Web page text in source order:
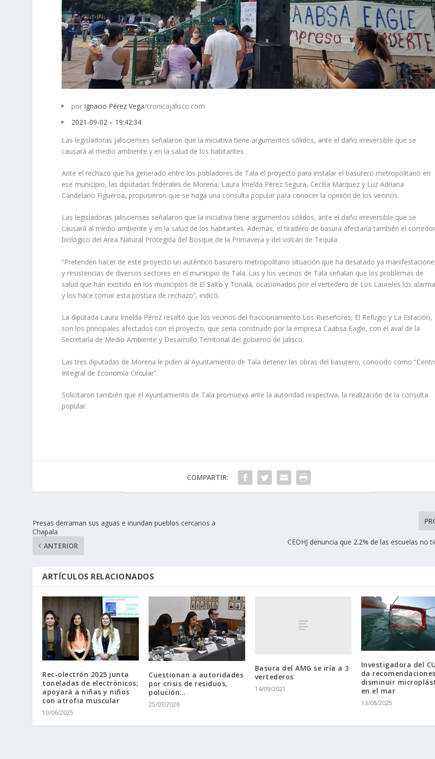
por Ignacio Pérez Vega/cronicajalisco.com
2021-09-02 – 19:42:34
Las legisladoras jaliscienses señalaron que la iniciativa tiene argumentos sólidos, ante el daño irreversible que se
causará al medio ambiente y en la salud de los habitantes
Ante el rechazo que ha generado entre los pobladores de Tala el proyecto para instalar el basurero metropolitano en
ese municipio, las diputadas federales de Morena, Laura Imelda Pérez Segura, Cecilia Márquez y Luz Adriana
Candelario Figueroa, propusieron que se haga una consulta popular para conocer la opinión de los vecinos.
Las legisladoras jaliscienses señalaron que la iniciativa tiene argumentos sólidos, ante el daño irreversible que se
causará al medio ambiente y en la salud de los habitantes. Además, el tiradero de basura afectaría también el corredor
biológico del Área Natural Protegida del Bosque de la Primavera y del volcán de Tequila.
“Pretenden hacer de este proyecto un auténtico basurero metropolitano situación que ha desatado ya
y resistencias de diversos sectores en el municipio de Tala. Las y los vecinos de Tala señalan que los problemas de
salud que han existido en los municipios de El Salto y Tonalá, ocasionados por el vertedero de Los Laureles los alarma
y los hace tomar esta postura de rechazo”, indicó.
La diputada Laura Imelda Pérez resaltó que los vecinos del fraccionamiento Los Ruiseñores, El Refugio y La Estación,
son los principales afectados con el proyecto, que sería construido por la empresa Caabsa Eagle, con el aval de la
Secretaría de Medio Ambiente y Desarrollo Territorial del gobierno de Jalisco.
Las tres diputadas de Morena le piden al Ayuntamiento de Tala detener las obras del basurero, conocido como
Integral de Economía Circular”.
Solicitaron también que el Ayuntamiento de Tala promueva ante la autoridad respectiva, la realización de la consulta
popular.
COMPARTIR:
Presas derraman sus aguas e inundan pueblos cercanos a
Chapala
ANTERIOR
CEDHJ denuncia que 2.2% de las escuelas no
ARTÍCULOS RELACIONADOS
Rec-olectrón 2025 junta
toneladas de electrónicos;
apoyará a niñas y niños
con atrofia muscular
10/06/2025
Cuestionan a autoridades
por crisis de residuos,
polución…
25/03/2026
Basura del AMG se iría a 3
vertederos
14/09/2021
Investigadora del
da
disminuir
en el mar
13/08/2025